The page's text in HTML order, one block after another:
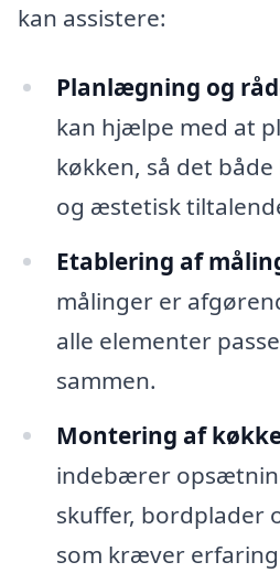
kan assistere:
Planlægning og
kan hjælpe med at
køkken, så det
og æstetisk
Etablering af
målinger er
alle elementer
sammen.
Montering af
indebærer
skuffer, bordplader
som kræver